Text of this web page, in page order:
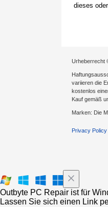
dieses
Urheberrecht
variieren die
kostenlos
Kauf gemäß
Marken: Die
Privacy Policy
Outbyte PC Repair ist für
Lassen Sie sich einen Link